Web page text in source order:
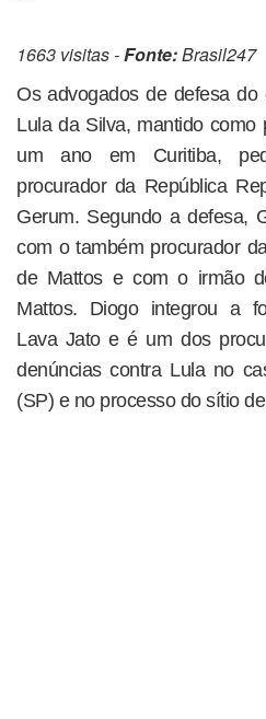
1663 visitas -Fonte:Brasil247
Os advogados de defesa do
Lula da Silva, mantido
um ano em Curitiba,
procurador da República
Gerum. Segundo a defesa,
com o também procurador
de Mattos e com o irmão
Mattos. Diogo integrou a
Lava Jato e é um dos
denúncias contra Lula no
(SP) e no processo do sítio